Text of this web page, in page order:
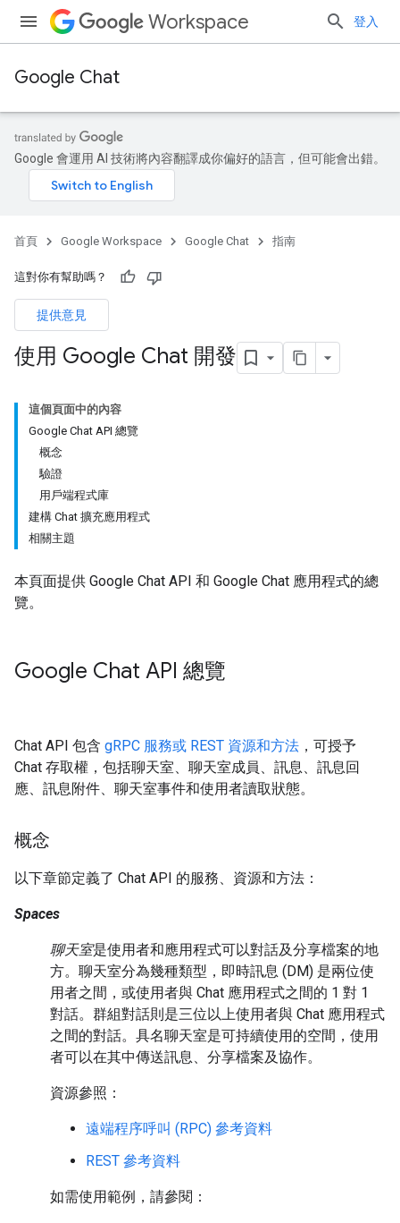
Workspace 登入
Google Chat
Google 會運用 AI 技術將內容翻譯成你偏好的語言，但可能會出錯。
首頁 Google Workspace Google Chat 指南
這對你有幫助嗎？
提供意見
使用 Google Chat 開發
這個頁面中的內容
Google Chat API 總覽
概念
驗證
用戶端程式庫
建構 Chat 擴充應用程式
相關主題
本頁面提供 Google Chat API 和 Google Chat 應用程式的總
覽。
Google Chat API 總覽
Chat API 包含 gRPC 服務或 REST 資源和方法 ，可授予
Chat 存取權，包括聊天室、聊天室成員、訊息、訊息回
應、訊息附件、聊天室事件和使用者讀取狀態。
概念
以下章節定義了 Chat API 的服務、資源和方法：
Spaces
聊天室是使用者和應用程式可以對話及分享檔案的地
方。聊天室分為幾種類型，即時訊息 (DM) 是兩位使
用者之間，或使用者與 Chat 應用程式之間的 1 對 1
對話。群組對話則是三位以上使用者與 Chat 應用程式
之間的對話。具名聊天室是可持續使用的空間，使用
者可以在其中傳送訊息、分享檔案及協作。
資源參照：
遠端程序呼叫 (RPC) 參考資料
REST 參考資料
如需使用範例，請參閱：